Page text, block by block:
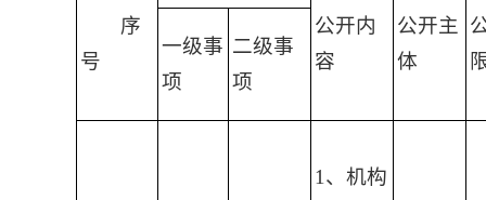
序
号
公开内
容
公开主
体
一级事
项
二级事
项
1、机构